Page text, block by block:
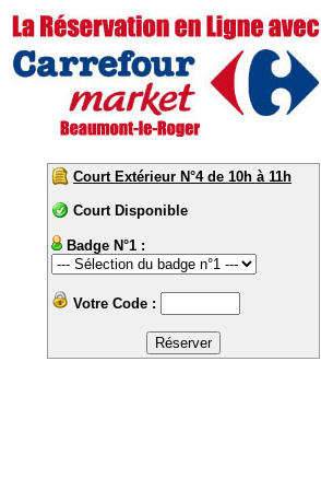
Court Extérieur N°4 de 10h à 11h
Court Disponible
Badge N°1 :
Votre Code :